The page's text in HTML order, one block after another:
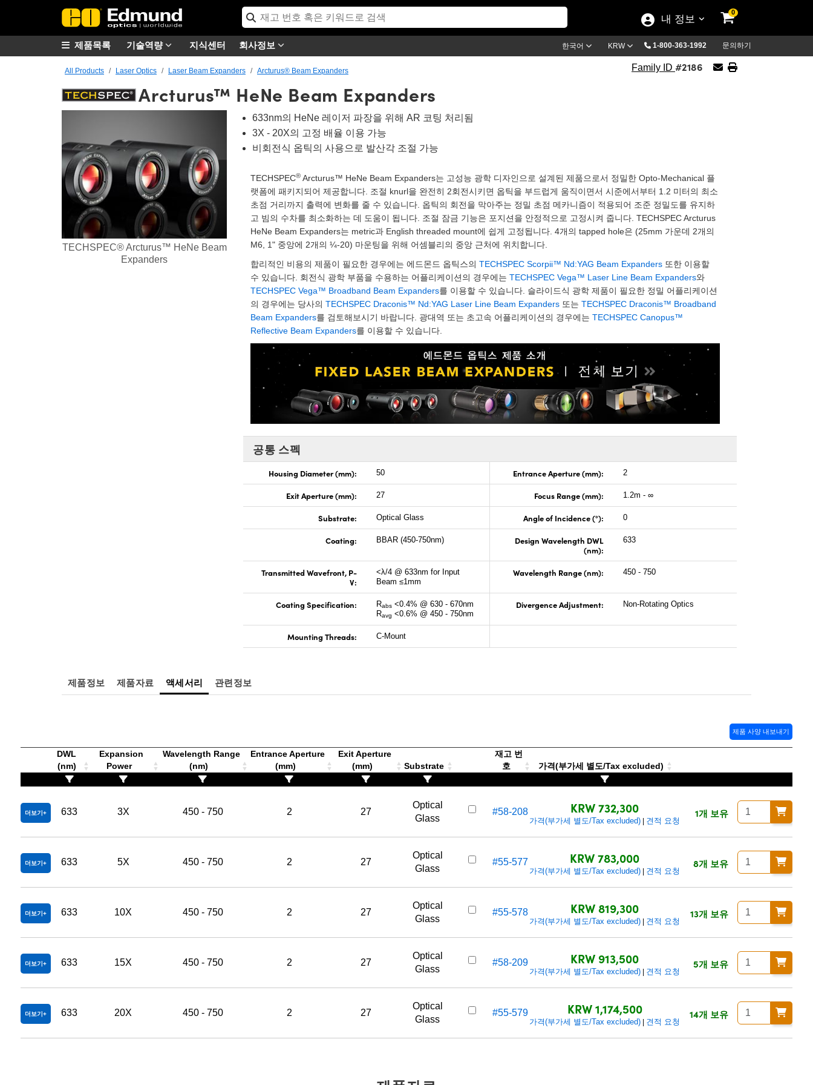
내 정보
0
기술역량 지식센터 회사정보 한국어 KRW 1-800-363-1992 문의하기
제품목록
All Products Laser Optics Laser Beam Expanders Arcturus® Beam Expanders Family ID #2186
Arcturus™ HeNe Beam Expanders
TECHSPEC® Arcturus™ HeNe Beam
Expanders
633nm의 HeNe 레이저 파장을 위해 AR 코팅 처리됨
3X - 20X의 고정 배율 이용 가능
비회전식 옵틱의 사용으로 발산각 조절 가능
TECHSPEC® Arcturus™ HeNe Beam Expanders는 고성능 광학 디자인으로 설계된 제품으로서 정밀한 Opto-Mechanical 플
랫폼에 패키지되어 제공합니다. 조절 knurl을 완전히 2회전시키면 옵틱을 부드럽게 움직이면서 시준에서부터 1.2 미터의 최소
초점 거리까지 출력에 변화를 줄 수 있습니다. 옵틱의 회전을 막아주는 정밀 초점 메카니즘이 적용되어 조준 정밀도를 유지하
고 빔의 수차를 최소화하는 데 도움이 됩니다. 조절 잠금 기능은 포지션을 안정적으로 고정시켜 줍니다. TECHSPEC Arcturus
HeNe Beam Expanders는 metric과 English threaded mount에 쉽게 고정됩니다. 4개의 tapped hole은 (25mm 가운데 2개의
M6, 1" 중앙에 2개의 ¼-20) 마운팅을 위해 어셈블리의 중앙 근처에 위치합니다.
합리적인 비용의 제품이 필요한 경우에는 에드몬드 옵틱스의 TECHSPEC Scorpii™ Nd:YAG Beam Expanders 또한 이용할
수 있습니다. 회전식 광학 부품을 수용하는 어플리케이션의 경우에는 TECHSPEC Vega™ Laser Line Beam Expanders와
TECHSPEC Vega™ Broadband Beam Expanders를 이용할 수 있습니다. 슬라이드식 광학 제품이 필요한 정밀 어플리케이션
의 경우에는 당사의 TECHSPEC Draconis™ Nd:YAG Laser Line Beam Expanders 또는 TECHSPEC Draconis™ Broadband
Beam Expanders를 검토해보시기 바랍니다. 광대역 또는 초고속 어플리케이션의 경우에는 TECHSPEC Canopus™
Reflective Beam Expanders를 이용할 수 있습니다.
공통 스펙
Housing Diameter (mm): 50 Entrance Aperture (mm): 2
Exit Aperture (mm): 27 Focus Range (mm): 1.2m - ∞
Substrate: Optical Glass Angle of Incidence (°): 0
Coating: BBAR (450-750nm)
Design Wavelength DWL
(nm):
633
Transmitted Wavefront, P-
V:
<λ/4 @ 633nm for Input
Beam ≤1mm
Wavelength Range (nm): 450 - 750
Coating Specification: Rabs<0.4% @ 630 - 670nm
Ravg <0.6% @ 450 - 750nm
Divergence Adjustment: Non-Rotating Optics
Mounting Threads: C-Mount
제품정보 제품자료 액세서리 관련정보
제품 사양 내보내기
DWL
(nm)
Expansion
Power
Wavelength Range
(nm)
Entrance Aperture
(mm)
Exit Aperture
(mm)
Substrate
재고 번
호
가격(부가세 별도/Tax excluded)
더보기 633 3X 450 - 750 2 27
Optical
Glass
#58-208 KRW 732,300
가격(부가세 별도/Tax excluded) | 견적 요청
1개 보유
더보기 633 5X 450 - 750 2 27
Optical
Glass
#55-577 KRW 783,000
가격(부가세 별도/Tax excluded) | 견적 요청
8개 보유
더보기 633 10X 450 - 750 2 27
Optical
Glass
#55-578 KRW 819,300
가격(부가세 별도/Tax excluded) | 견적 요청
13개 보유
더보기 633 15X 450 - 750 2 27
Optical
Glass
#58-209 KRW 913,500
가격(부가세 별도/Tax excluded) | 견적 요청
5개 보유
더보기 633 20X 450 - 750 2 27
Optical
Glass
#55-579 KRW 1,174,500
가격(부가세 별도/Tax excluded) | 견적 요청
14개 보유